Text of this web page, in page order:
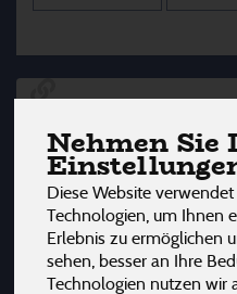
Nehmen Sie
Diese Website
Technologien, um Ihnen
Erlebnis zu ermöglichen
sehen, besser an Ihre
Technologien nutzen wir